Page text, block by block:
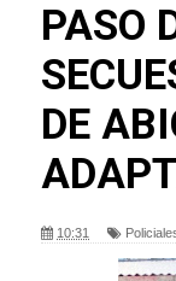
PASO
DE
10:31